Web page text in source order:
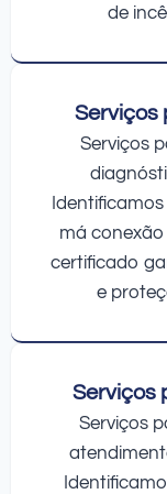
de
Serviços
Serviços
má conexão
certificado
e
Serviços
Serviços